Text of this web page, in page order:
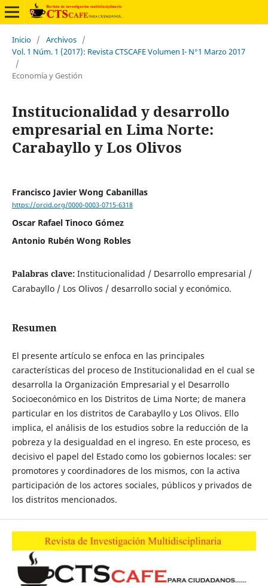
Inicio / Archivos /
Vol. 1 Núm. 1 (2017): Revista CTSCAFE Volumen I- N°1 Marzo 2017
/
Economía y Gestión
Institucionalidad y desarrollo
empresarial en Lima Norte:
Carabayllo y Los Olivos
Francisco Javier Wong Cabanillas
https://orcid.org/0000-0003-0715-6318
Oscar Rafael Tinoco Gómez
Antonio Rubén Wong Robles
Palabras clave: Institucionalidad / Desarrollo empresarial /
Carabayllo / Los Olivos / desarrollo social y económico.
Resumen
El presente artículo se enfoca en las principales
características del proceso de Institucionalidad en el cual se
desarrolla la Organización Empresarial y el Desarrollo
Socioeconómico en los Distritos de Lima Norte; de manera
particular en los distritos de Carabayllo y Los Olivos. Ello
implica, el análisis de los estudios sobre la reducción de la
pobreza y la desigualdad en el ingreso. En este proceso, es
decisivo el papel del Estado como los gobiernos locales: ser
promotores y coordinadores de los mismos, con la activa
participación de los actores sociales, públicos y privados de
los distritos mencionados.